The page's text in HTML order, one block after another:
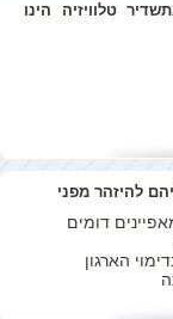
טלוויזיה הינו
דומים
הארגון